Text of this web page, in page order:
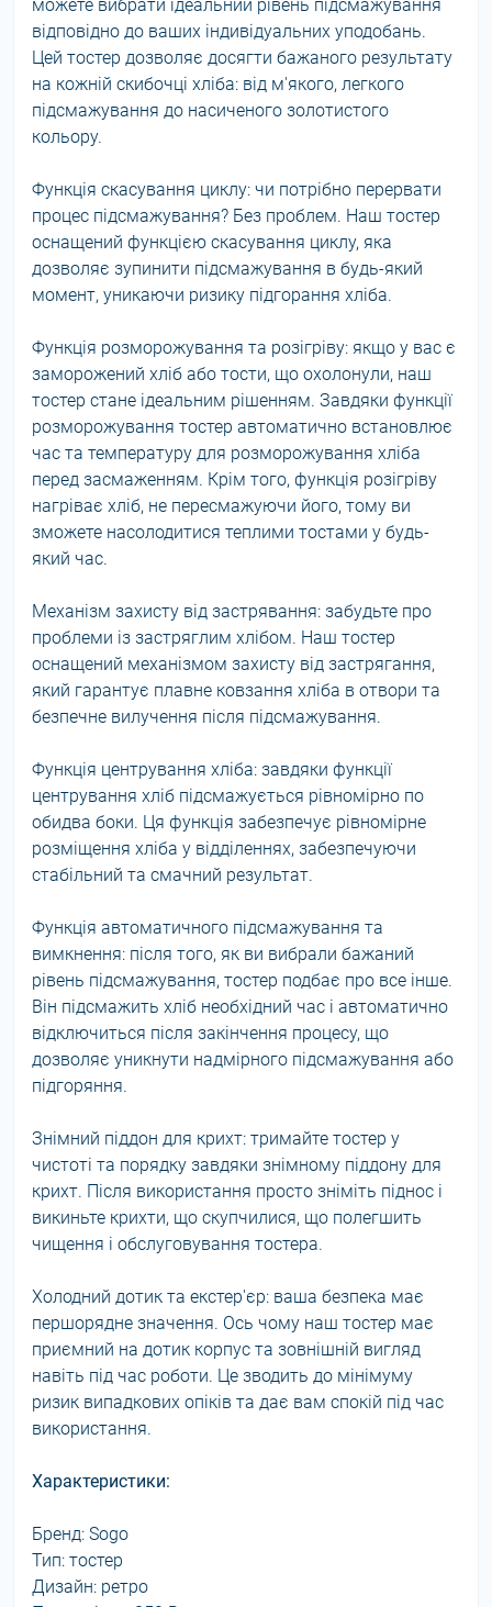
можете вибрати ідеальний рівень підсмажування
відповідно до ваших індивідуальних уподобань.
Цей тостер дозволяє досягти бажаного результату
на кожній скибочці хліба: від м'якого, легкого
підсмажування до насиченого золотистого
кольору.
Функція скасування циклу: чи потрібно перервати
процес підсмажування? Без проблем. Наш тостер
оснащений функцією скасування циклу, яка
дозволяє зупинити підсмажування в будь-який
момент, уникаючи ризику підгорання хліба.
Функція розморожування та розігріву: якщо у вас є
заморожений хліб або тости, що охолонули, наш
тостер стане ідеальним рішенням. Завдяки функції
розморожування тостер автоматично встановлює
час та температуру для розморожування хліба
перед засмаженням. Крім того, функція розігріву
нагріває хліб, не пересмажуючи його, тому ви
зможете насолодитися теплими тостами у будь-
який час.
Механізм захисту від застрявання: забудьте про
проблеми із застряглим хлібом. Наш тостер
оснащений механізмом захисту від застрягання,
який гарантує плавне ковзання хліба в отвори та
безпечне вилучення після підсмажування.
Функція центрування хліба: завдяки функції
центрування хліб підсмажується рівномірно по
обидва боки. Ця функція забезпечує рівномірне
розміщення хліба у відділеннях, забезпечуючи
стабільний та смачний результат.
Функція автоматичного підсмажування та
вимкнення: після того, як ви вибрали бажаний
рівень підсмажування, тостер подбає про все інше.
Він підсмажить хліб необхідний час і автоматично
відключиться після закінчення процесу, що
дозволяє уникнути надмірного підсмажування або
підгоряння.
Знімний піддон для крихт: тримайте тостер у
чистоті та порядку завдяки знімному піддону для
крихт. Після використання просто зніміть піднос і
викиньте крихти, що скупчилися, що полегшить
чищення і обслуговування тостера.
Холодний дотик та екстер'єр: ваша безпека має
першорядне значення. Ось чому наш тостер має
приємний на дотик корпус та зовнішній вигляд
навіть під час роботи. Це зводить до мінімуму
ризик випадкових опіків та дає вам спокій під час
використання.
Характеристики:
Бренд: Sogo
Тип: тостер
Дизайн: ретро